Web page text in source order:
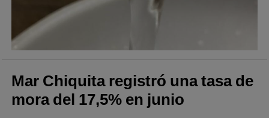
Mar Chiquita registró una tasa de
mora del 17,5% en junio